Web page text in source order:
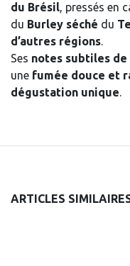
du Brésil, pressés en
du Burley séché du
d’autres régions.
Ses notes subtiles de
une fumée douce et
dégustation unique.
ARTICLES